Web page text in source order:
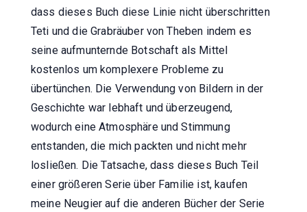
dass dieses Buch diese Linie nicht überschritten
Teti und die Grabräuber von Theben indem es
seine aufmunternde Botschaft als Mittel
kostenlos um komplexere Probleme zu
übertünchen. Die Verwendung von Bildern in der
Geschichte war lebhaft und überzeugend,
wodurch eine Atmosphäre und Stimmung
entstanden, die mich packten und nicht mehr
losließen. Die Tatsache, dass dieses Buch Teil
einer größeren Serie über Familie ist, kaufen
meine Neugier auf die anderen Bücher der Serie